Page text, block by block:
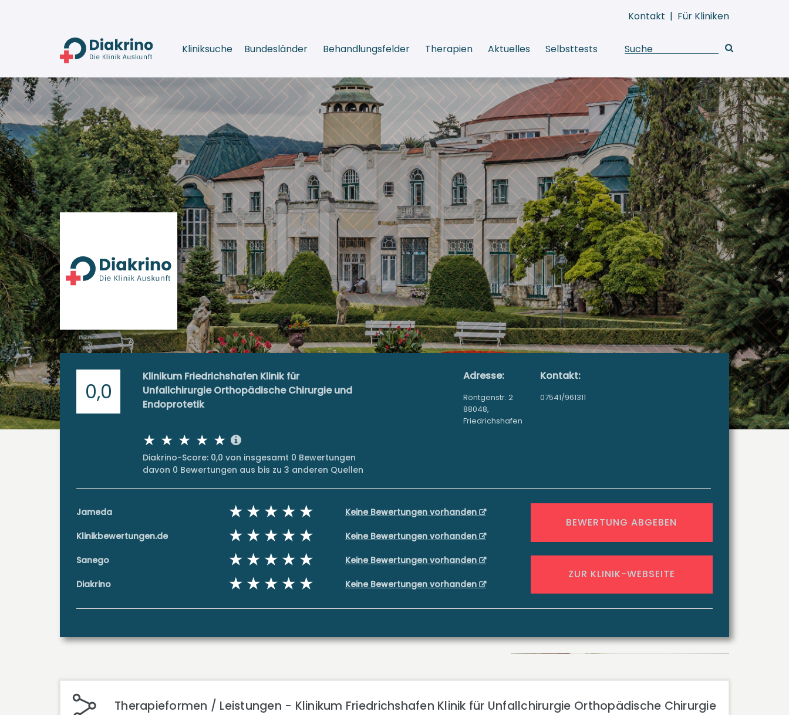
Kontakt | Für Kliniken
Kliniksuche Bundesländer Behandlungsfelder Therapien Aktuelles Selbsttests
0,0
Klinikum Friedrichshafen Klinik für
Unfallchirurgie Orthopädische Chirurgie und
Endoprotetik
Diakrino-Score: 0,0 von insgesamt 0 Bewertungen
davon 0 Bewertungen aus bis zu 3 anderen Quellen
Adresse:
Röntgenstr. 2
88048,
Friedrichshafen
Kontakt:
07541/961311
Jameda Keine Bewertungen vorhanden
Klinikbewertungen.de Keine Bewertungen vorhanden
Sanego Keine Bewertungen vorhanden
Diakrino Keine Bewertungen vorhanden
BEWERTUNG ABGEBEN
ZUR KLINIK-WEBSEITE
Therapieformen / Leistungen - Klinikum Friedrichshafen Klinik für Unfallchirurgie Orthopädische Chirurgie